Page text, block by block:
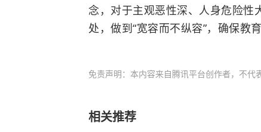
念，对于主观恶性深、人身危险性
处，做到“宽容而不纵容”，确保教
免责声明：本内容来自腾讯平台创作者，不代
相关推荐